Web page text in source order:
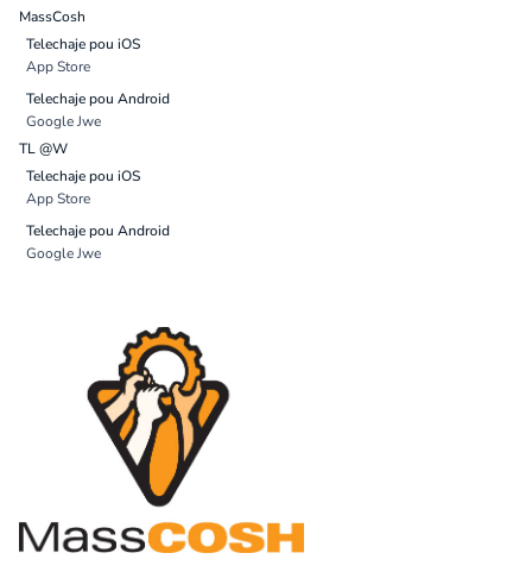
MassCosh
Telechaje pou iOS
App Store
Telechaje pou Android
Google Jwe
TL @W
Telechaje pou iOS
App Store
Telechaje pou Android
Google Jwe